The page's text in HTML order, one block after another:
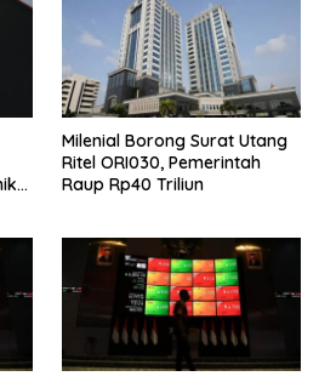
Milenial Borong Surat Utang
Ritel ORI030, Pemerintah
Raup Rp40 Triliun